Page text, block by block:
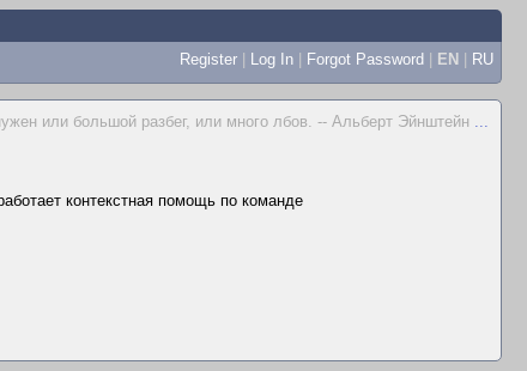
Register | Log In | Forgot Password | EN | RU
или большой разбег, или много лбов. -- Альберт Эйнштейн ...
контекстная помощь по команде